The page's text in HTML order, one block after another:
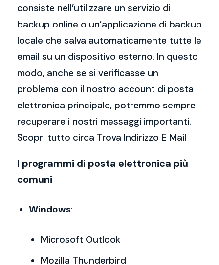
consiste nell’utilizzare un servizio di
backup online o un’applicazione di backup
locale che salva automaticamente tutte le
email su un dispositivo esterno. In questo
modo, anche se si verificasse un
problema con il nostro account di posta
elettronica principale, potremmo sempre
recuperare i nostri messaggi importanti.
Scopri tutto circa Trova Indirizzo E Mail
I programmi di posta elettronica più
comuni
Windows:
Microsoft Outlook
Mozilla Thunderbird